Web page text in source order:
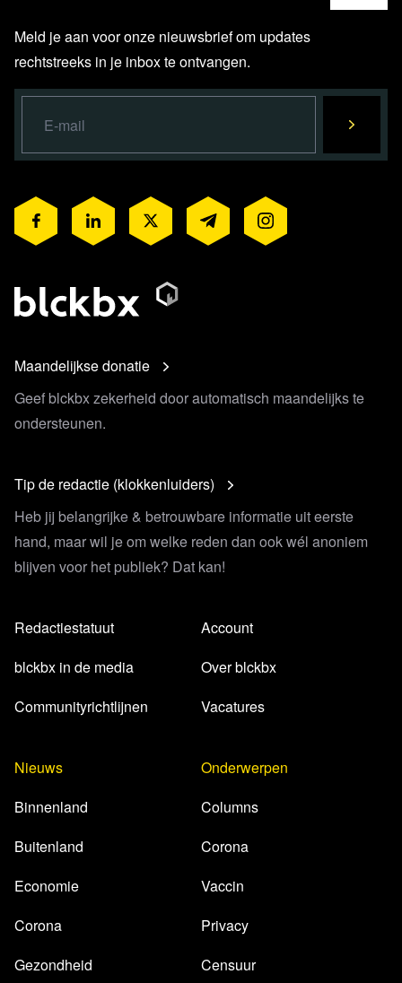
Meld je aan voor onze nieuwsbrief om updates
rechtstreeks in je inbox te ontvangen.
Maandelijkse donatie
Geef blckbx zekerheid door automatisch maandelijks te
ondersteunen.
Tip de redactie (klokkenluiders)
Heb jij belangrijke & betrouwbare informatie uit eerste
hand, maar wil je om welke reden dan ook wél anoniem
blijven voor het publiek? Dat kan!
Redactiestatuut
blckbx in de media
Communityrichtlijnen
Account
Over blckbx
Vacatures
Nieuws
Binnenland
Buitenland
Economie
Corona
Gezondheid
Onderwerpen
Columns
Corona
Vaccin
Privacy
Censuur